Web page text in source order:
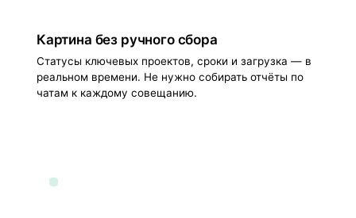
Картина без ручного сбора
Статусы ключевых проектов, сроки и загрузка — в
реальном времени. Не нужно собирать отчёты по
чатам к каждому совещанию.